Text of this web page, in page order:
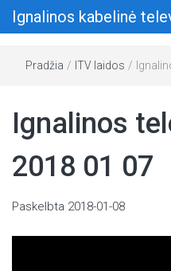
Ignalinos kabelinė
Pradžia / ITV laidos /
Ignalinos
2018 01 07
Paskelbta 2018-01-08